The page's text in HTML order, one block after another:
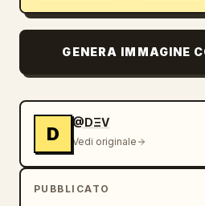
GENERA IMMAGINE
D
@DΞV
Vedi originale
PUBBLICATO